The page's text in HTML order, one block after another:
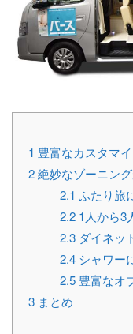
1 豊富なカスタマ
2絶妙なゾーニン
2.1 ふたり旅
2.2 1人から3
2.3 ダイネッ
2.4 シャワー
2.5 豊富なオ
3 まとめ